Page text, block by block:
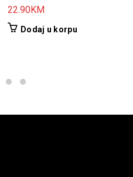
22.90KM
Dodaj u korpu